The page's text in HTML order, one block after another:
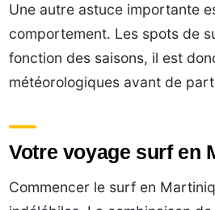
Une autre astuce importante
comportement. Les spots de
fonction des saisons, il est
météorologiques avant de
Votre voyage surf en
Commencer le surf en